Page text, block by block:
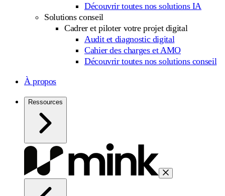
Découvrir toutes nos solutions IA
Solutions conseil
Cadrer et piloter votre projet digital
Audit et diagnostic digital
Cahier des charges et AMO
Découvrir toutes nos solutions conseil
À propos
Ressources